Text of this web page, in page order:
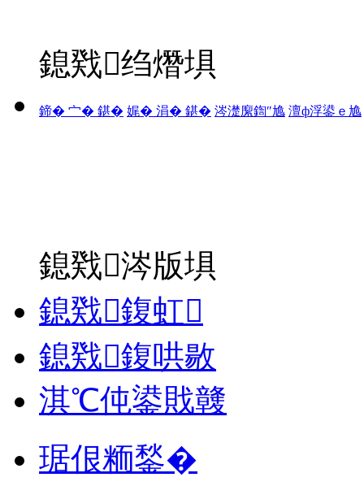
鎴戣绉熸埧
鍗� 宀� 鍖� 娓� 涓� 鍖� 涔濋緳鍧″尯 澶ф浮鍙ｅ尯
鎴戣涔版埧
鎴戣鍑虹
鎴戣鍑哄敭
淇℃伅鍙戝竷
琚佷粫鍫�